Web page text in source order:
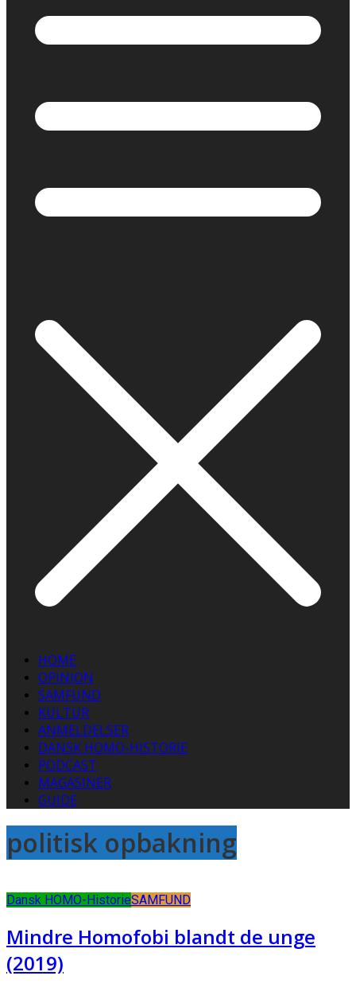
HOME
OPINION
SAMFUND
KULTUR
ANMELDELSER
DANSK HOMO-HISTORIE
PODCAST
MAGASINER
GUIDE
politisk opbakning
Dansk HOMO-HistorieSAMFUND
Mindre Homofobi blandt de unge
(2019)